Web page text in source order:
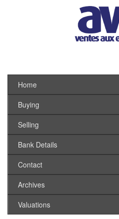
Home
Buying
Selling
Bank Details
Contact
Archives
Valuations